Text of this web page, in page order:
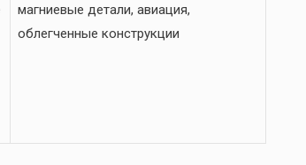
магниевые детали, авиация,
облегченные конструкции